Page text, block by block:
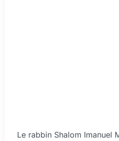
Le rabbin Shalom Imanuel